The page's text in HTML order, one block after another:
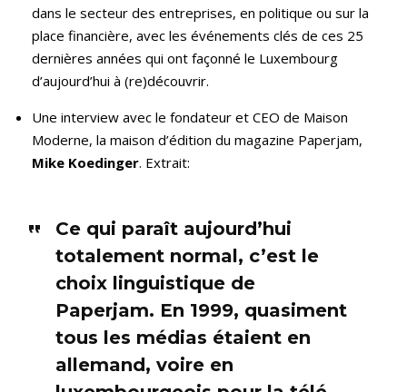
dans le secteur des entreprises, en politique ou sur la
place financière, avec les événements clés de ces 25
dernières années qui ont façonné le Luxembourg
d’aujourd’hui à (re)découvrir.
Une interview avec le fondateur et CEO de Maison
Moderne, la maison d’édition du magazine Paperjam,
Mike Koedinger. Extrait:
Ce qui paraît aujourd’hui
totalement normal, c’est le
choix linguistique de
Paperjam. En 1999, quasiment
tous les médias étaient en
allemand, voire en